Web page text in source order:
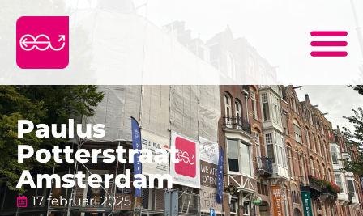
Paulus
Potterstraat
Amsterdam
17 februari 2025